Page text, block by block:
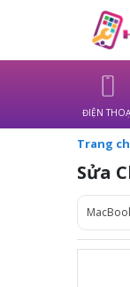
ĐIỆN
Trang
Sửa